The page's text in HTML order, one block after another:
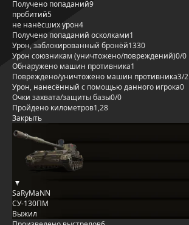
Получено попаданий9
пробитий5
не нанёсших урон4
Получено попаданий осколками1
Урон, заблокированный бронёй1330
Урон союзникам (уничтожено/повреждений)0/0
Обнаружено машин противника1
Повреждено/уничтожено машин противника3/2
Урон, нанесённый с помощью данного игрока0
Очки захвата/защиты базы0/0
Пройдено километров1,28
Закрыть
SaRyMaNN
СУ-130ПМ
Выжил